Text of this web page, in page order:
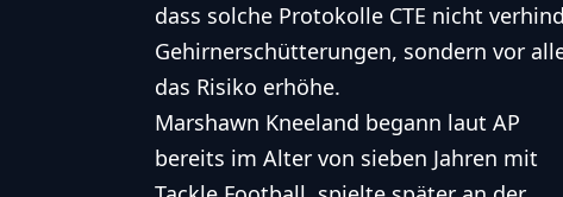
dass solche Protokolle CTE nicht
Gehirnerschütterungen, sondern vor
das Risiko erhöhe.
Marshawn Kneeland begann laut AP
bereits im Alter von sieben Jahren mit